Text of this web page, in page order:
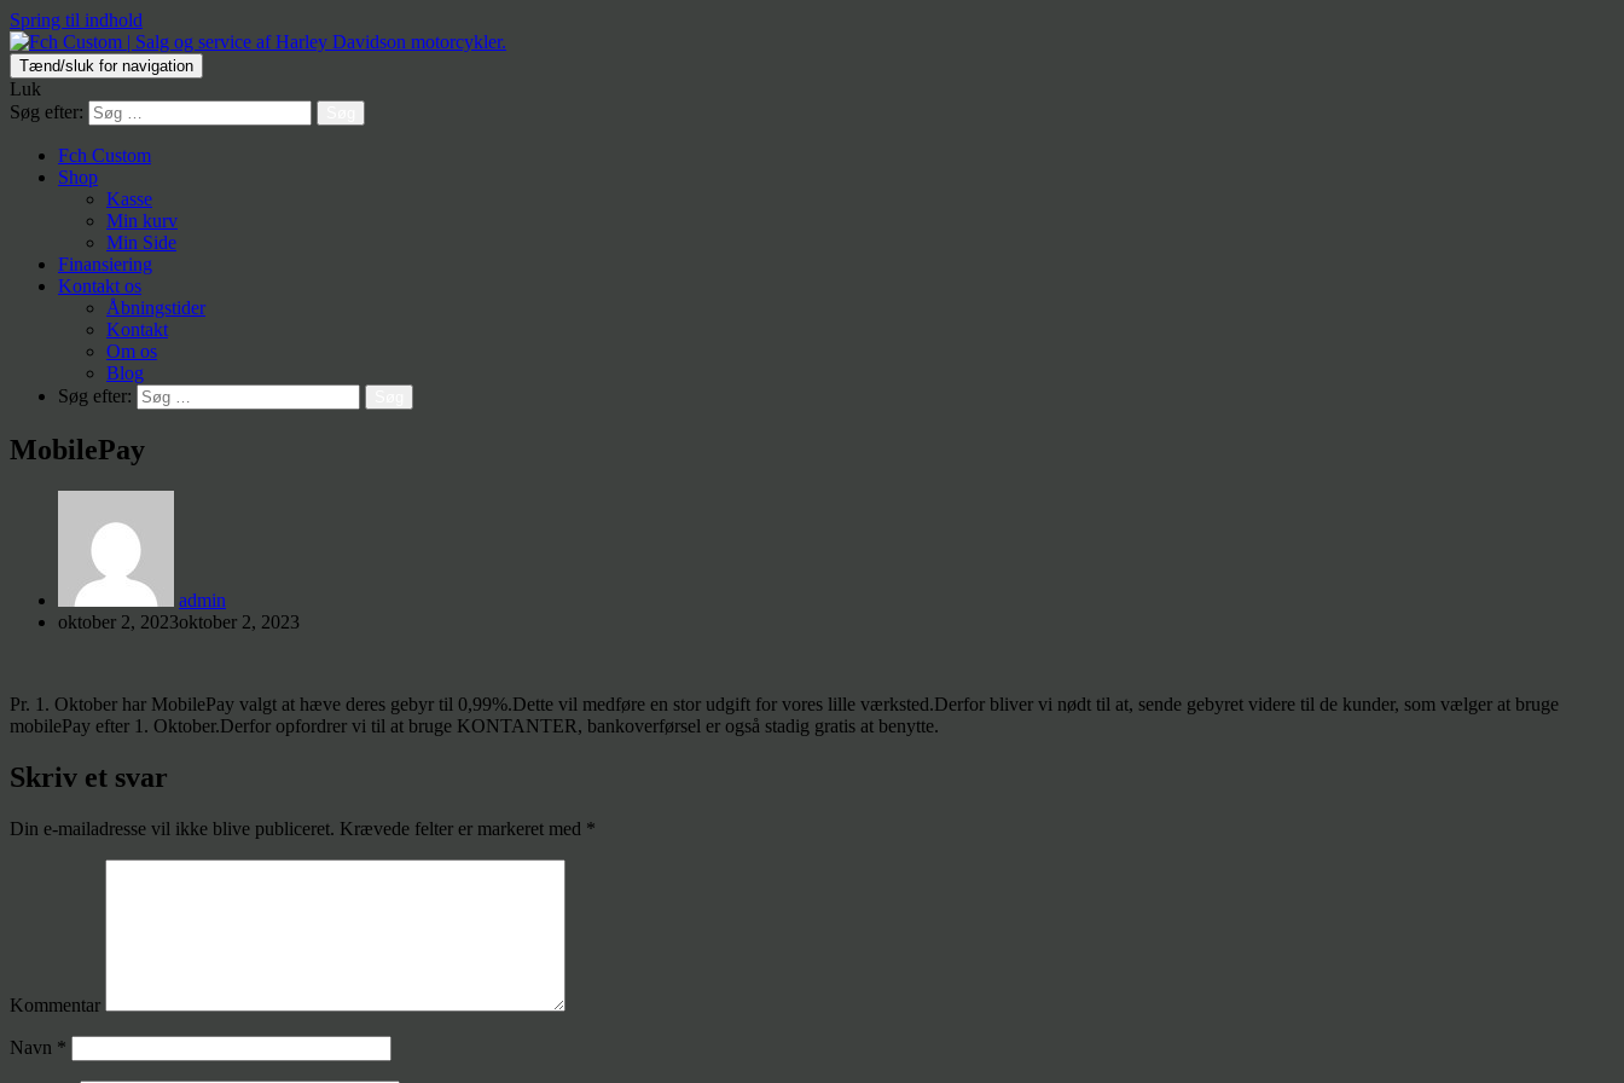
Spring til indhold
Tænd/sluk for navigation
Luk
Søg efter:
Fch Custom
Shop
Kasse
Min kurv
Min Side
Finansiering
Kontakt os
Åbningstider
Kontakt
Om os
Blog
Søg efter:
MobilePay
admin
oktober 2, 2023oktober 2, 2023
Pr. 1. Oktober har MobilePay valgt at hæve deres gebyr til 0,99%.Dette vil medføre en stor udgift for vores lille værksted.Derfor bliver vi nødt til at, sende gebyret videre til de kunder, som vælger at bruge
mobilePay efter 1. Oktober.Derfor opfordrer vi til at bruge KONTANTER, bankoverførsel er også stadig gratis at benytte.
Skriv et svar
Din e-mailadresse vil ikke blive publiceret. Krævede felter er markeret med *
Kommentar
Navn *